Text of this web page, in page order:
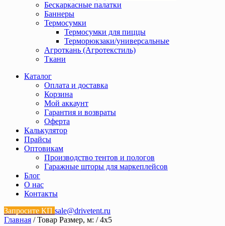
Бескаркасные палатки
Баннеры
Термосумки
Термосумки для пиццы
Терморюкзаки/универсальные
Агроткань (Агротекстиль)
Ткани
Каталог
Оплата и доставка
Корзина
Мой аккаунт
Гарантия и возвраты
Оферта
Калькулятор
Прайсы
Оптовикам
Производство тентов и пологов
Гаражные шторы для маркеплейсов
Блог
О нас
Контакты
Запросите КП sale@drivetent.ru
Главная / Товар Размер, м: / 4х5